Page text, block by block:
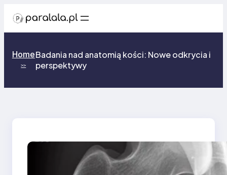
treści
Home
>>
Badania nad anatomią kości: Nowe odkrycia i
perspektywy